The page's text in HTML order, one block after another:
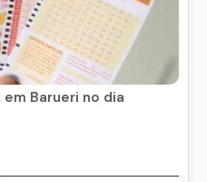
Barueri no dia